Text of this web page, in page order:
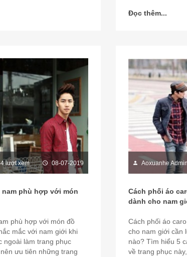
Đọc thêm...
lượt xem 08-07-2019
phù hợp với món
phù hợp với món đồ
mắc với nam giới khi
ngoài làm trang phục
ưu tiên những trang
Aoxuanhe Admin
Cách phối áo
dành cho nam
Cách phối áo
cho nam giới cần
nào? Tìm hiểu 5
về trang phục